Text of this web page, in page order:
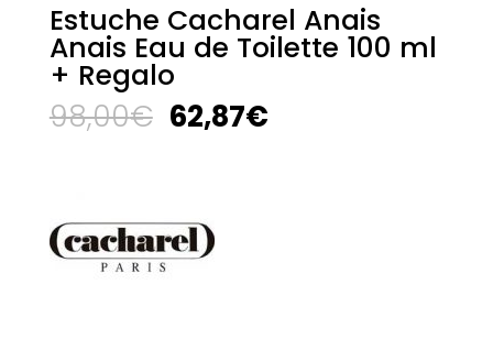
Estuche Cacharel Anais
Anais Eau de Toilette 100 ml
+ Regalo
98,00€ El
precio
98,00€.
62,87€El